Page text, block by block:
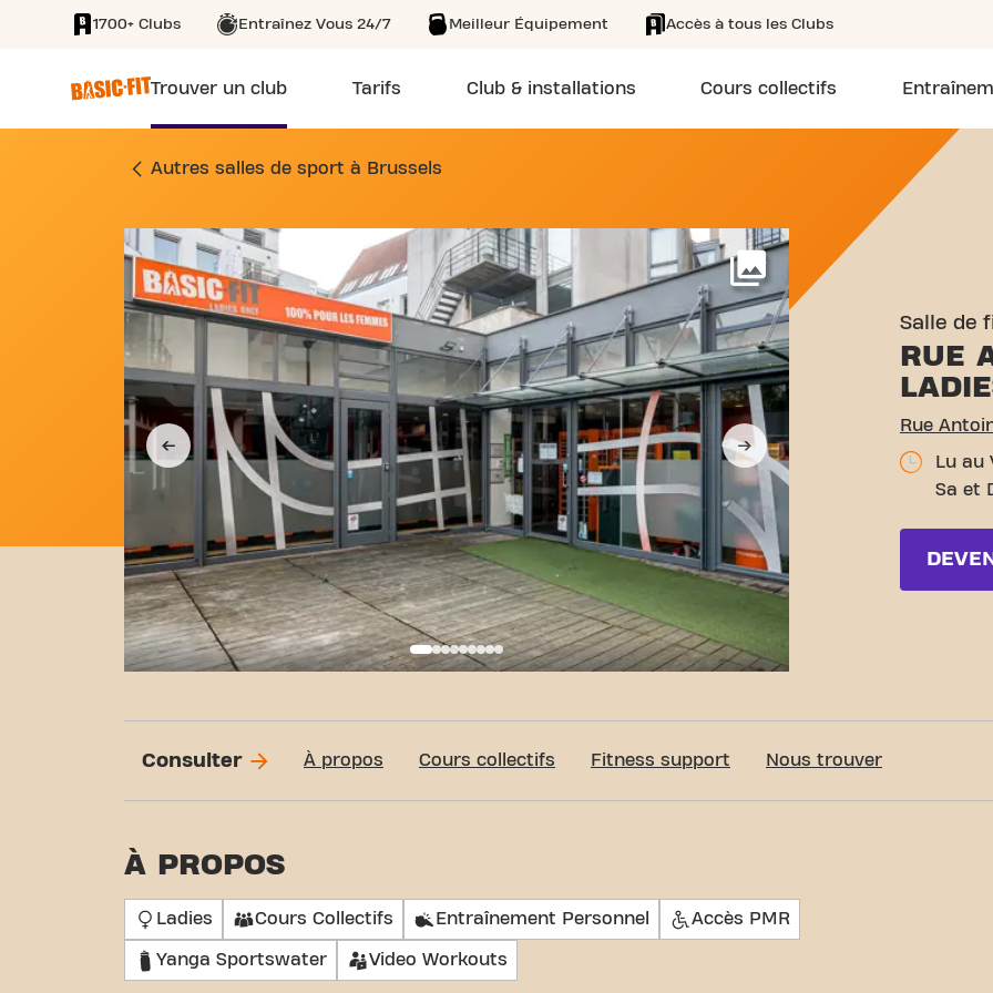
SKIP TO MAIN CONTENT
1700+ Clubs Entraînez Vous 24/7 Meilleur Équipement Accès à tous les Clubs
Trouver un club Tarifs Club & installations Cours collectifs
SALLE DE FITNESS RUE ANTOINE DANSAERT 25
Autres salles de sport à Brussels
Voir plus
Salle de
RUE
Rue
Lu au
Sa et
Consulter À propos Cours collectifs Fitness support Nous trouver
À PROPOS
Ladies Cours Collectifs Entraînement Personnel Accès PMR
Yanga Sportswater Video Workouts